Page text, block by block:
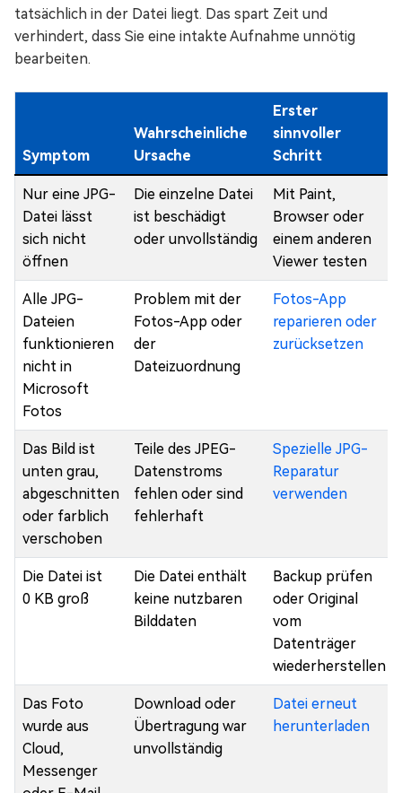
tatsächlich in der Datei liegt. Das spart Zeit und
verhindert, dass Sie eine intakte Aufnahme unnötig
bearbeiten.
Symptom
Wahrscheinliche
Ursache
Erster
sinnvoller
Schritt
Nur eine JPG-
Datei lässt
sich nicht
öffnen
Die einzelne Datei
ist beschädigt
oder unvollständig
Mit Paint,
Browser oder
einem anderen
Viewer testen
Alle JPG-
Dateien
funktionieren
nicht in
Microsoft
Fotos
Problem mit der
Fotos-App oder
der
Dateizuordnung
Fotos-App
reparieren oder
zurücksetzen
Das Bild ist
unten grau,
abgeschnitten
oder farblich
verschoben
Teile des JPEG-
Datenstroms
fehlen oder sind
fehlerhaft
Spezielle JPG-
Reparatur
verwenden
Die Datei ist
0 KB groß
Die Datei enthält
keine nutzbaren
Bilddaten
Backup prüfen
oder Original
vom
Datenträger
wiederherstellen
Das Foto
wurde aus
Cloud,
Messenger
Download oder
Übertragung war
unvollständig
Datei erneut
herunterladen